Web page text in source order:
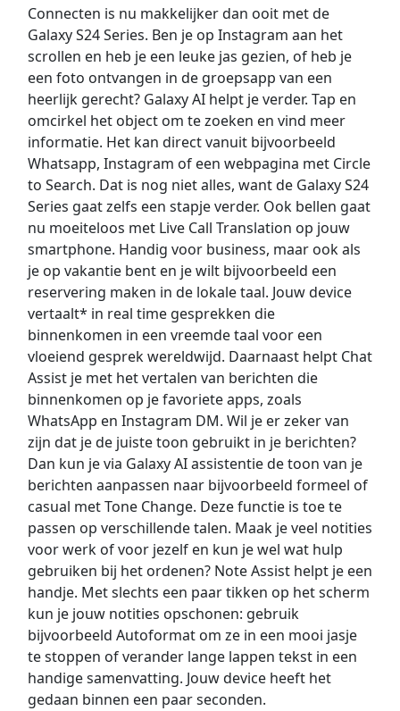
Connecten is nu makkelijker dan ooit met de
Galaxy S24 Series. Ben je op Instagram aan het
scrollen en heb je een leuke jas gezien, of heb je
een foto ontvangen in de groepsapp van een
heerlijk gerecht? Galaxy AI helpt je verder. Tap en
omcirkel het object om te zoeken en vind meer
informatie. Het kan direct vanuit bijvoorbeeld
Whatsapp, Instagram of een webpagina met Circle
to Search. Dat is nog niet alles, want de Galaxy S24
Series gaat zelfs een stapje verder. Ook bellen gaat
nu moeiteloos met Live Call Translation op jouw
smartphone. Handig voor business, maar ook als
je op vakantie bent en je wilt bijvoorbeeld een
reservering maken in de lokale taal. Jouw device
vertaalt* in real time gesprekken die
binnenkomen in een vreemde taal voor een
vloeiend gesprek wereldwijd. Daarnaast helpt Chat
Assist je met het vertalen van berichten die
binnenkomen op je favoriete apps, zoals
WhatsApp en Instagram DM. Wil je er zeker van
zijn dat je de juiste toon gebruikt in je berichten?
Dan kun je via Galaxy AI assistentie de toon van je
berichten aanpassen naar bijvoorbeeld formeel of
casual met Tone Change. Deze functie is toe te
passen op verschillende talen. Maak je veel notities
voor werk of voor jezelf en kun je wel wat hulp
gebruiken bij het ordenen? Note Assist helpt je een
handje. Met slechts een paar tikken op het scherm
kun je jouw notities opschonen: gebruik
bijvoorbeeld Autoformat om ze in een mooi jasje
te stoppen of verander lange lappen tekst in een
handige samenvatting. Jouw device heeft het
gedaan binnen een paar seconden.